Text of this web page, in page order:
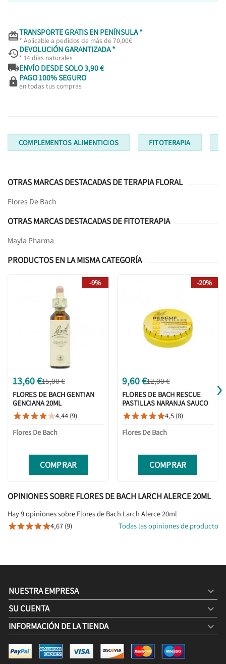
FLORES DE BACH LARCH ALERCE 20ML
TRANSPORTE GRATIS EN PENÍNSULA *
* Aplicable a pedidos de más de 70,00€
DEVOLUCIÓN GARANTIZADA *
* 14 días naturales
ENVÍO DESDE SOLO 3,90 €
 PAGO 100% SEGURO
en todas tus compras
COMPLEMENTOS ALIMENTICIOS FITOTERAPIA
OTRAS MARCAS DESTACADAS DE TERAPIA FLORAL
Flores De Bach
OTRAS MARCAS DESTACADAS DE FITOTERAPIA
Mayla Pharma
PRODUCTOS EN LA MISMA CATEGORÍA
13,60 €15,00 €
FLORES DE BACH GENTIAN
GENCIANA 20ML
4,44 (9)
Flores De Bach
COMPRAR
-9%
9,60 €12,00 €
FLORES DE BACH RESCUE
PASTILLAS NARANJA SAUCO
50G
4,5 (8)
Flores De Bach
COMPRAR
-20%
›
OPINIONES SOBRE FLORES DE BACH LARCH ALERCE 20ML
Hay 9 opiniones sobre Flores de Bach Larch Alerce 20ml
4,67 (9) Todas las opiniones de producto
NUESTRA EMPRESA 
SU CUENTA 
INFORMACIÓN DE LA TIENDA keyboard_arrow_down